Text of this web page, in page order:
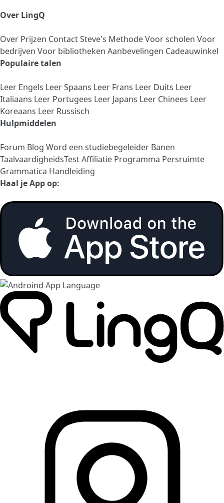
Over LingQ
Over Prijzen ContactSteve's MethodeVoor scholen Voor
bedrijven Voor bibliotheken Aanbevelingen Cadeauwinkel
Populaire talen
Leer Engels Leer Spaans Leer Frans Leer Duits Leer
Italiaans Leer Portugees Leer Japans Leer Chinees Leer
Koreaans Leer Russisch
Hulpmiddelen
Forum Blog Word een studiebegeleider Banen
TaalvaardigheidsTestAffiliatie Programma Persruimte
Grammatica Handleiding
Haal je App op: